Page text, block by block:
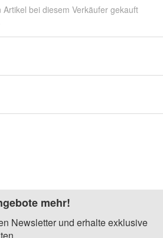
bei diesem Verkäufer gekauft
mehr!
Newsletter und erhalte exklusive